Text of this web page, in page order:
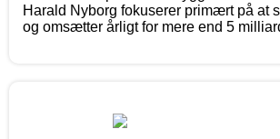
Harald Nyborg fokuserer primært på at
og omsætter årligt for mere end 5